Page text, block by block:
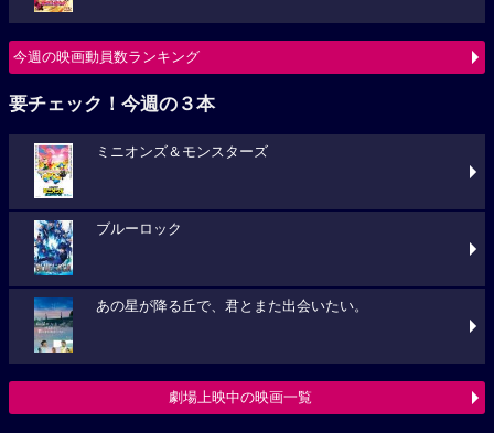
今週の映画動員数ランキング
要チェック！今週の３本
ミニオンズ＆モンスターズ
ブルーロック
あの星が降る丘で、君とまた出会いたい。
劇場上映中の映画一覧